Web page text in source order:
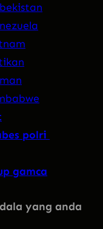
polri
gamca
yang anda